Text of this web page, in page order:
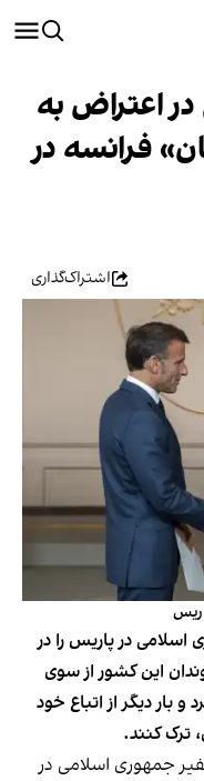
اعتراض به
فرانسه در
اشتراک‌گذاری
در پاریس را در
این کشور از سوی
بار دیگر از اتباع خود
ترک کنند.
خبر داد جمعه ۲۱ دی‌، سفیر جمهوری اسلامی در